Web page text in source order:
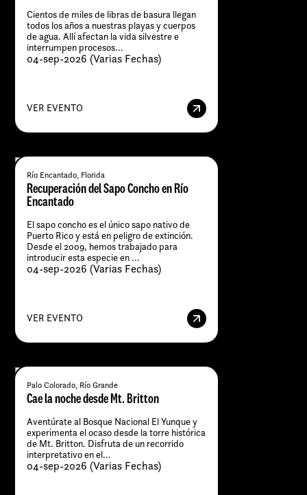
Cientos de miles de libras de basura llegan
todos los años a nuestras playas y cuerpos
de agua. Allí afectan la vida silvestre e
interrumpen procesos...
04-sep-2026 (Varias Fechas)
VER EVENTO
Río Encantado, Florida
Recuperación del Sapo Concho en Río
Encantado
El sapo concho es el único sapo nativo de
Puerto Rico y está en peligro de extinción.
Desde el 2009, hemos trabajado para
introducir esta especie en ...
04-sep-2026 (Varias Fechas)
VER EVENTO
Palo Colorado, Río Grande
Cae la noche desde Mt. Britton
Aventúrate al Bosque Nacional El Yunque y
experimenta el ocaso desde la torre histórica
de Mt. Britton. Disfruta de un recorrido
interpretativo en el...
04-sep-2026 (Varias Fechas)